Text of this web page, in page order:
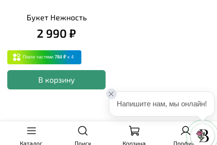
Букет Нежность
2 990 ₽
Плати частями 784 ₽ x 4
В корзину
Каталог Поиск Корзина Профиль
Напишите нам, мы онлайн!